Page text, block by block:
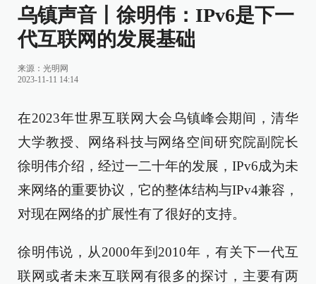
乌镇声音丨徐明伟：IPv6是下一
代互联网的发展基础
来源： 光明网
2023-11-11 14:14
在2023年世界互联网大会乌镇峰会期间，清华
大学教授、网络科技与网络空间研究院副院长
徐明伟介绍，经过一二十年的发展，IPv6成为未
来网络的重要协议，它的整体结构与IPv4兼容，
对现在网络的扩展性有了很好的支持。
徐明伟说，从2000年到2010年，有关下一代互
联网或者未来互联网有很多的探讨，主要有两